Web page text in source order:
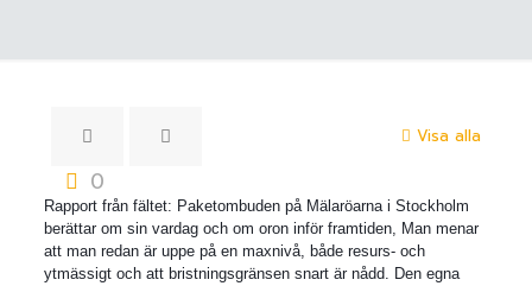
Visa alla
0
Rapport från fältet: Paketombuden på Mälaröarna i Stockholm
berättar om sin vardag och om oron inför framtiden, Man menar
att man redan är uppe på en maxnivå, både resurs- och
ytmässigt och att bristningsgränsen snart är nådd. Den egna